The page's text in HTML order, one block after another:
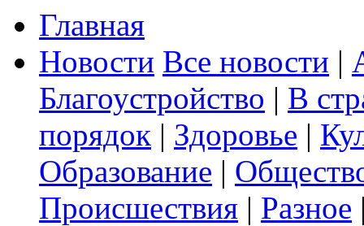
Главная
Новости Все новости |
Благоустройство | В
порядок | Здоровье |
Образование |
Происшествия | Разное